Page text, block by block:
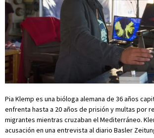
Pia Klemp es una bióloga alemana de 36 años
enfrenta hasta a 20 años de prisión y multas por
migrantes mientras cruzaban el Mediterráneo.
acusación en una entrevista al diario Basler